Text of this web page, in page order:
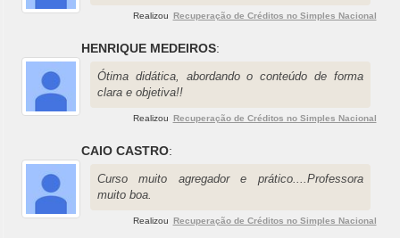
Realizou Recuperação de Créditos no Simples Nacional
HENRIQUE MEDEIROS:
Ótima didática, abordando o conteúdo de forma
clara e objetiva!!
Realizou Recuperação de Créditos no Simples Nacional
CAIO CASTRO:
Curso muito agregador e prático....Professora
muito boa.
Realizou Recuperação de Créditos no Simples Nacional